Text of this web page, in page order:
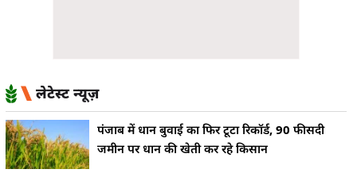
लेटेस्ट न्यूज़
पंजाब में धान बुवाई का फिर टूटा रिकॉर्ड, 90 फीसदी
जमीन पर धान की खेती कर रहे किसान